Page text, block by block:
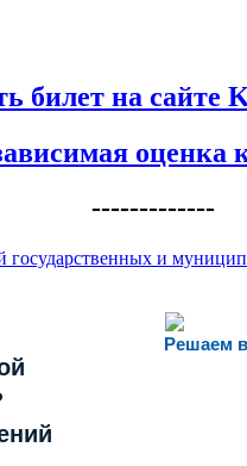
билет на сайте
оценка
-------------
и
Решаем